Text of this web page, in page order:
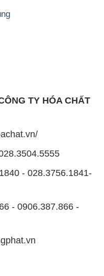
TY HÓA CHẤT
- 028.3756.1841-
- 0906.387.866 -